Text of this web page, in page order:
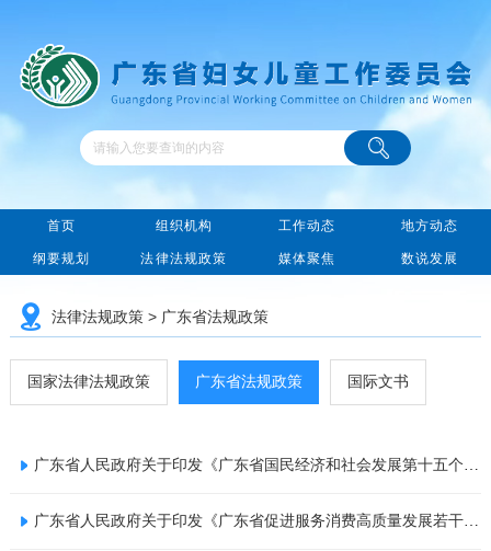
首页 组织机构 工作动态 地方动态
纲要规划 法律法规政策 媒体聚焦 数说发展
法律法规政策> 广东省法规政策
国家法律法规政策 广东省法规政策 国际文书
广东省人民政府关于印发《广东省促进服务消费高质量发展若干措施》的通知 粤府函〔2025〕16号